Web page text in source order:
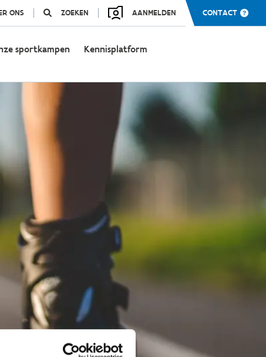
ONS ZOEKEN AANMELDEN CONTACT
sportkampen Kennisplatform